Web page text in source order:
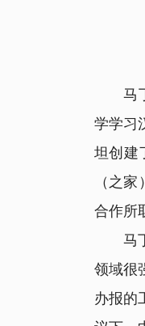
马丁
学学习
坦创建
（之
合作所
马丁
领域很
办报的